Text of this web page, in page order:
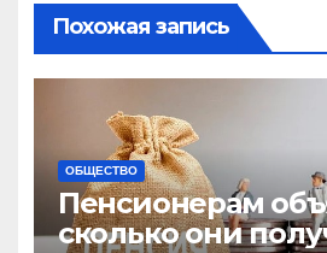
Похожая запись
ОБЩЕСТВО
Пенсионерам
сколько они